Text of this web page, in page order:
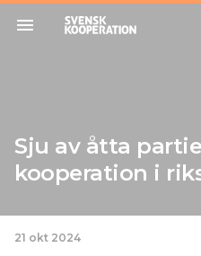
menu
Sju av åtta
kooperation i
21 okt 2024